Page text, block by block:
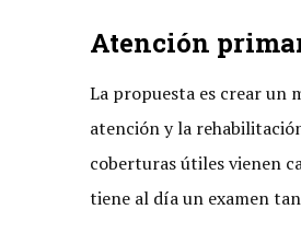
Atención
La propuesta es crear un
atención y la
coberturas útiles vienen
tiene al día un examen